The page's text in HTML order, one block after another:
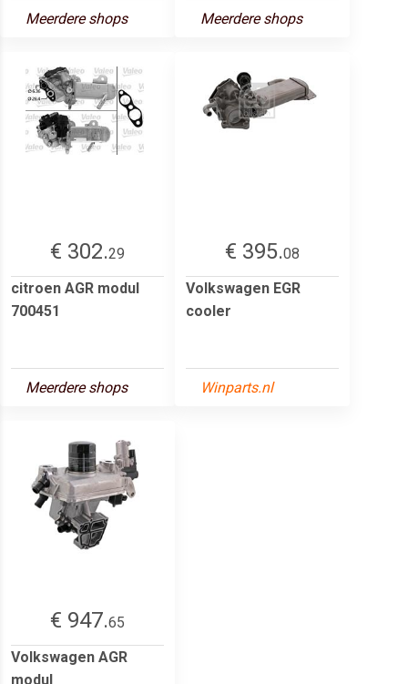
Meerdere shops Meerdere shops
€ 302.29
citroen AGR modul
700451
Meerdere shops
€ 395.08
Volkswagen EGR
cooler
Winparts.nl
€ 947.65
Volkswagen AGR
modul